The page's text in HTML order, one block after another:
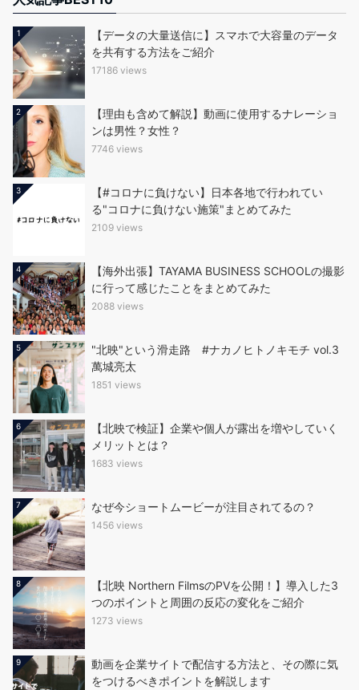
1
【データの大量送信に】スマホで大容量のデータ
を共有する方法をご紹介
17186 views
2
【理由も含めて解説】動画に使用するナレーショ
ンは男性？女性？
7746 views
3
【#コロナに負けない】日本各地で行われてい
る"コロナに負けない施策"まとめてみた
2109 views
4
【海外出張】TAYAMA BUSINESS SCHOOLの撮影
に行って感じたことをまとめてみた
2088 views
5
"北映"という滑走路 #ナカノヒトノキモチ vol.3
萬城亮太
1851 views
6
【北映で検証】企業や個人が露出を増やしていく
メリットとは？
1683 views
7 なぜ今ショートムービーが注目されてるの？
1456 views
8
【北映 Northern FilmsのPVを公開！】導入した3
つのポイントと周囲の反応の変化をご紹介
1273 views
9
動画を企業サイトで配信する方法と、その際に気
をつけるべきポイントを解説します